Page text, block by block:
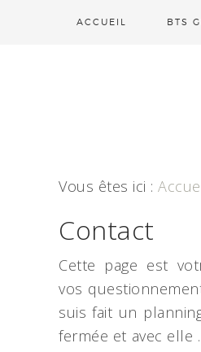
ACCUEIL BTS
Vous êtes ici :
Contact
Cette page est
vos
suis fait un